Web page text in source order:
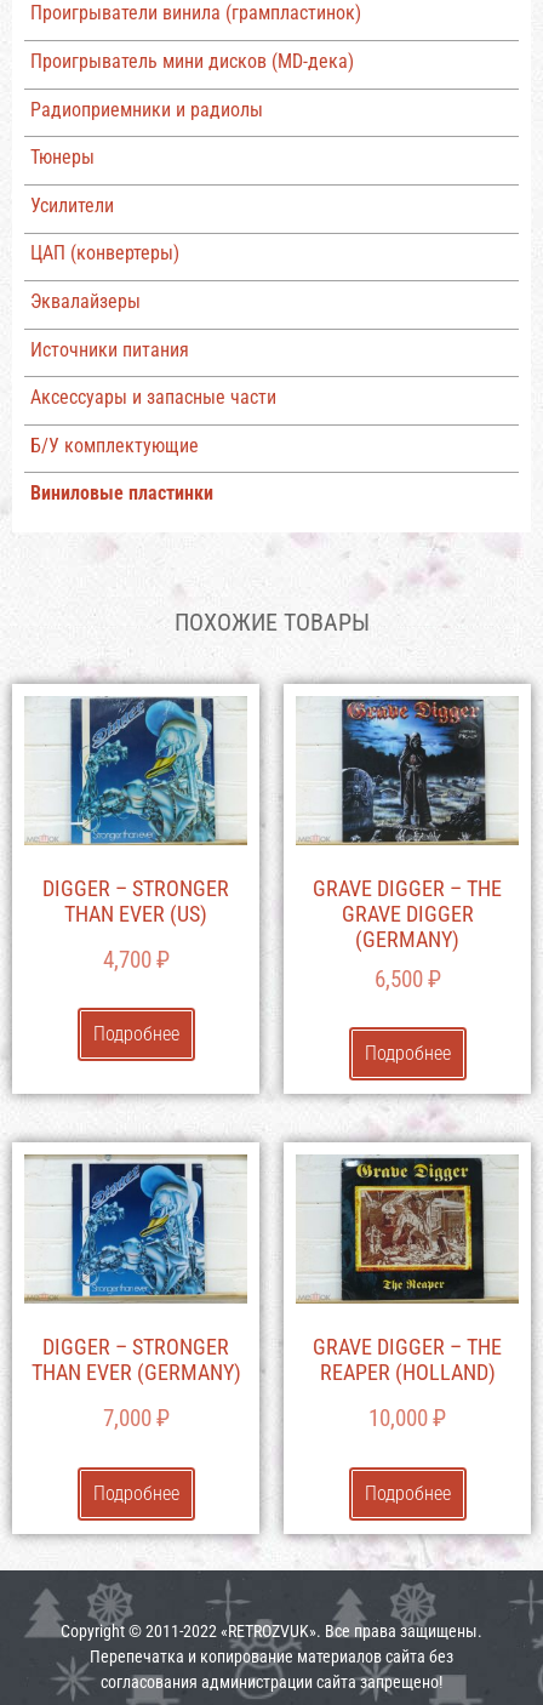
Проигрыватели винила (грампластинок)
Проигрыватель мини дисков (MD-дека)
Радиоприемники и радиолы
Тюнеры
Усилители
ЦАП (конвертеры)
Эквалайзеры
Источники питания
Аксессуары и запасные части
Б/У комплектующие
Виниловые пластинки
ПОХОЖИЕ ТОВАРЫ
DIGGER – STRONGER
THAN EVER (US)
4,700₽
Подробнее
GRAVE DIGGER – THE
GRAVE DIGGER
(GERMANY)
6,500₽
Подробнее
DIGGER – STRONGER
THAN EVER (GERMANY)
7,000₽
Подробнее
GRAVE DIGGER – THE
REAPER (HOLLAND)
10,000₽
Подробнее
Copyright © 2011-2022 «RETROZVUK». Все права защищены.
Перепечатка и копирование материалов сайта без
согласования администрации сайта запрещено!